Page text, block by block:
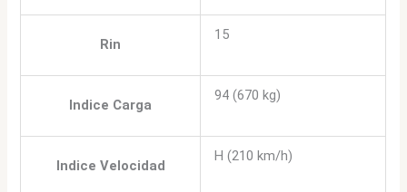
Rin
15
Indice Carga
94 (670 kg)
Indice Velocidad
H (210 km/h)